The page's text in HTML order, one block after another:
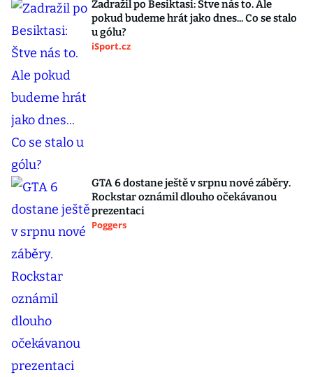
Zadražil po Besiktasi: Štve nás to. Ale
pokud budeme hrát jako dnes... Co se stalo
u gólu?
iSport.cz
GTA 6 dostane ještě v srpnu nové záběry.
Rockstar oznámil dlouho očekávanou
prezentaci
Poggers